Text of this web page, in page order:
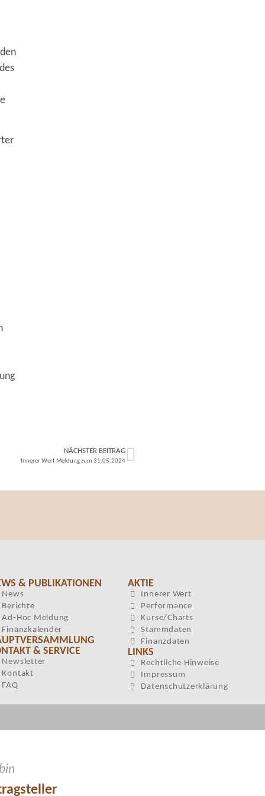
NÄCHSTER BEITRAG
Innerer Wert Meldung zum 31.05.2024
& PUBLIKATIONEN
News
Berichte
Ad-Hoc Meldung
Finanzkalender
& SERVICE
Newsletter
Kontakt
FAQ
AKTIE
Innerer Wert
Performance
Kurse/Charts
Stammdaten
Finanzdaten
LINKS
Rechtliche Hinweise
Impressum
Datenschutzerklärung